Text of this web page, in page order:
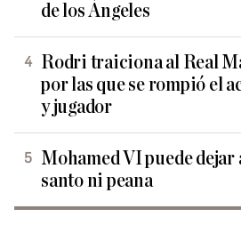
de los Ángeles
Rodri traiciona al Real
por las que se rompió el
y jugador
Mohamed VI puede dejar
santo ni peana